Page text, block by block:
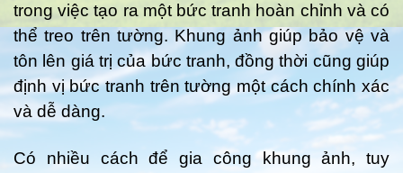
trong việc tạo ra một bức tranh hoàn chỉnh và có
thể treo trên tường. Khung ảnh giúp bảo vệ và
tôn lên giá trị của bức tranh, đồng thời cũng giúp
định vị bức tranh trên tường một cách chính xác
và dễ dàng.
Có nhiều cách để gia công khung ảnh, tuy